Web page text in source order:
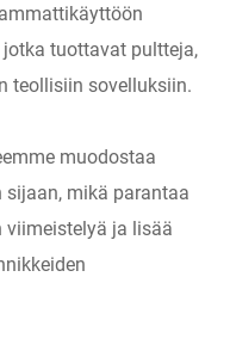
tuottavat pultteja,
teollisiin sovelluksiin.
muodostaa
mikä parantaa
viimeistelyä ja lisää